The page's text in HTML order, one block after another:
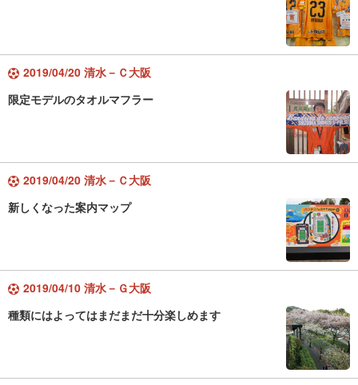
2019/04/20 清水－Ｃ大阪
限定モデルのタオルマフラー
2019/04/20 清水－Ｃ大阪
新しくなった案内マップ
2019/04/10 清水－Ｇ大阪
種類にはよってはまだまだ十分楽しめます